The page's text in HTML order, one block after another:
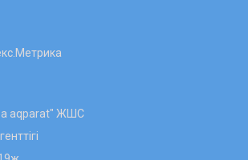
aqparat" ЖШС